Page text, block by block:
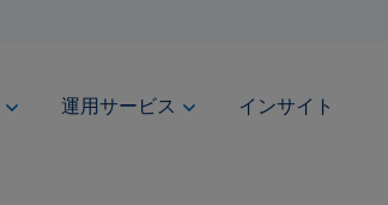
運用サービス インサイト